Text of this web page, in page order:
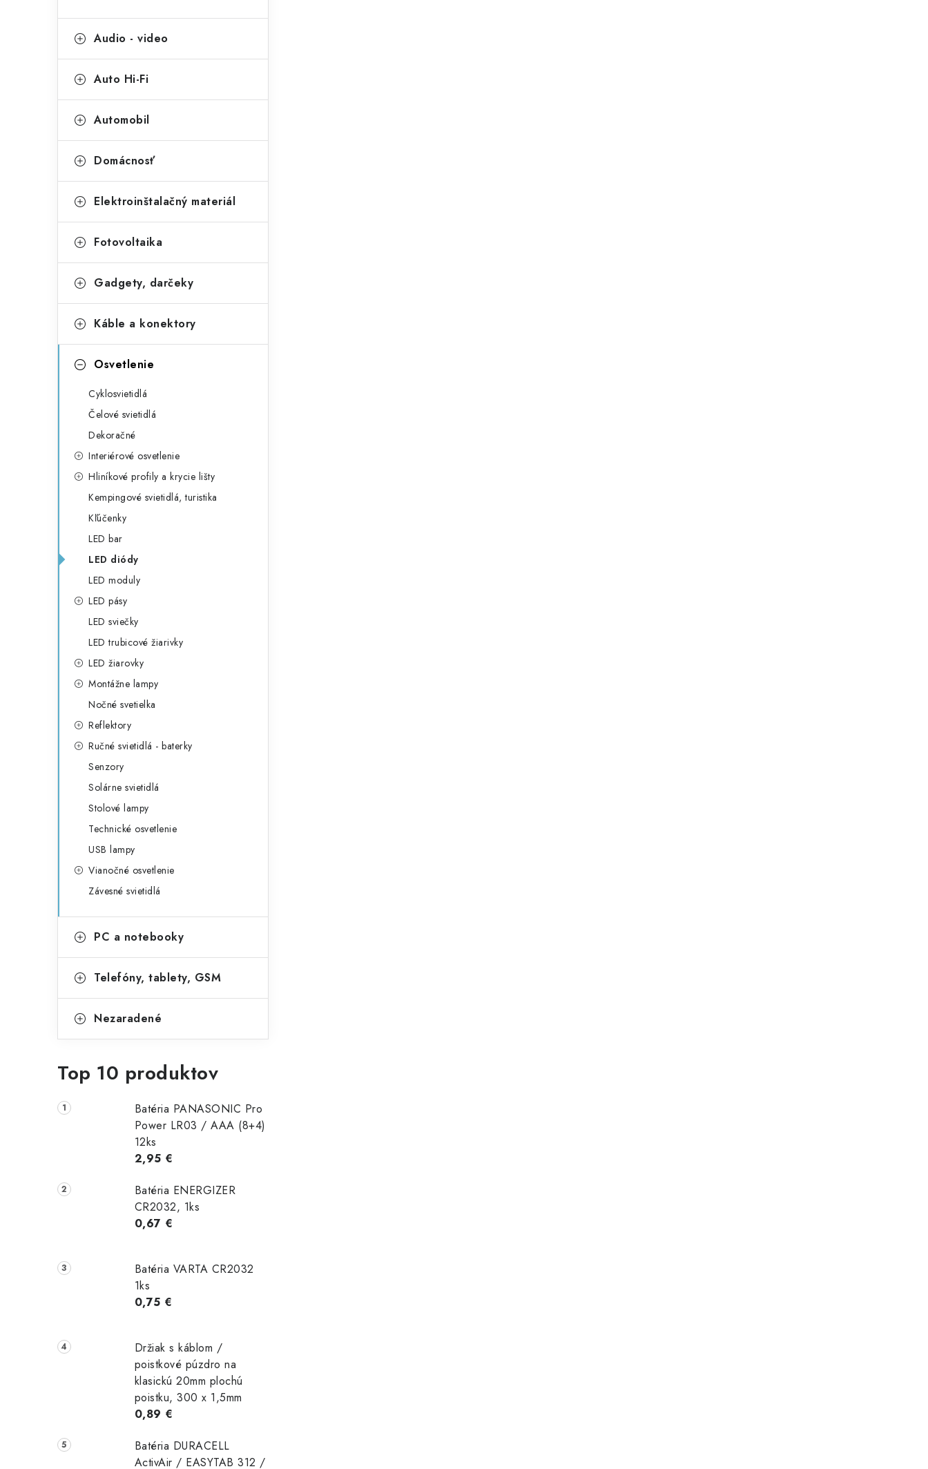
Audio - video
Auto Hi-Fi
Automobil
Domácnosť
Elektroinštalačný materiál
Fotovoltaika
Gadgety, darčeky
Káble a konektory
Osvetlenie
Cyklosvietidlá
Čelové svietidlá
Dekoračné
Interiérové osvetlenie
Hliníkové profily a krycie lišty
Kempingové svietidlá, turistika
Kľúčenky
LED bar
LED diódy
LED moduly
LED pásy
LED sviečky
LED trubicové žiarivky
LED žiarovky
Montážne lampy
Nočné svetielka
Reflektory
Ručné svietidlá - baterky
Senzory
Solárne svietidlá
Stolové lampy
Technické osvetlenie
USB lampy
Vianočné osvetlenie
Závesné svietidlá
PC a notebooky
Telefóny, tablety, GSM
Nezaradené
Top 10 produktov
Batéria PANASONIC Pro
Power LR03 / AAA (8+4)
12ks
2,95 €
Batéria ENERGIZER
CR2032, 1ks
0,67 €
Batéria VARTA CR2032
1ks
0,75 €
Držiak s káblom /
poistkové púzdro na
klasickú 20mm plochú
poistku, 300 x 1,5mm
0,89 €
Batéria DURACELL
ActivAir / EASYTAB 312 /